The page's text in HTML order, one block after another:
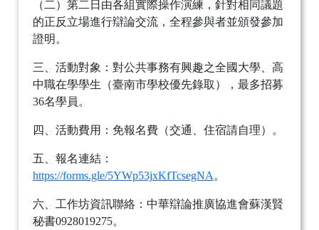
（二）第二日由各組實際操作演練，針對相同議題
的正反立場進行辯論交流，全程參與者並頒發參加
證明。
三、活動對象：對公共事務有興趣之全國大學、高
中職在學學生（臺南市學校優先錄取），最多招募
36名學員。
四、活動費用：免報名費（交通、住宿請自理）。
五、報名連結：
https://forms.gle/5YWp53jxKfTcsegNA。
六、工作坊資訊聯絡：中華辯論推廣協進會蘇漢賢
秘書0928019275。